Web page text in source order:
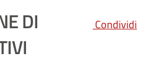
DI
Condividi